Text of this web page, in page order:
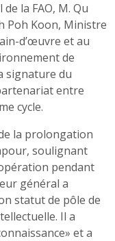
la FAO, M. Qu
Poh Koon, Ministre
d’œuvre et au
de
signature du
entre
cycle.
la prolongation
soulignant
pendant
général a
statut de pôle de
Il a
et a